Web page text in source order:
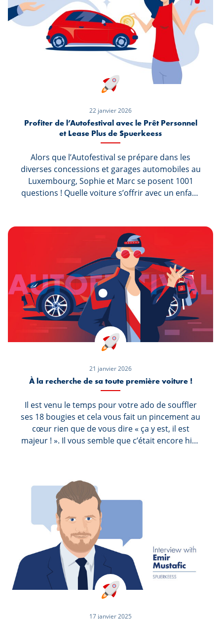
22 janvier 2026
Profiter de l’Autofestival avec le Prêt Personnel
et Lease Plus de Spuerkeess
Alors que l’Autofestival se prépare dans les
diverses concessions et garages automobiles au
Luxembourg, Sophie et Marc se posent 1001
questions ! Quelle voiture s’offrir avec un enfant
c’est qu’ils ont besoin d’une deuxième voiture et
pour toutes leurs autres questions, ils comptent
sur l’Autofestival pour y répondre.
21 janvier 2026
À la recherche de sa toute première voiture !
Il est venu le temps pour votre ado de souffler
ses 18 bougies et cela vous fait un pincement au
cœur rien que de vous dire « ça y est, il est
majeur ! ». Il vous semble que c’était encore hier
préoccupe à l’approche de sa majorité : réussir
son permis de conduire, pour ensuite pouvoir
acheter sa première voiture.
17 janvier 2025